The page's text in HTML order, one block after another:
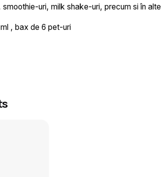
uri, milk shake-uri, precum si în
, bax de 6 pet-uri